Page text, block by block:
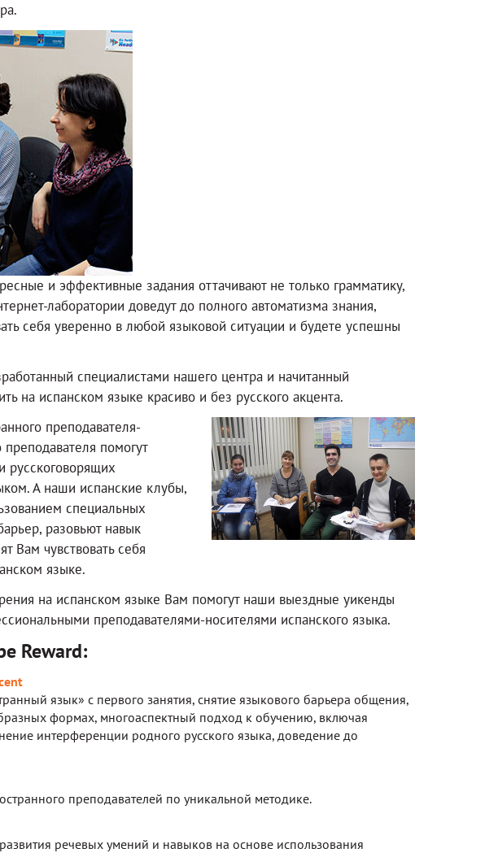
и эффективные задания оттачивают не только грамматику,
лаборатории доведут до полного автоматизма знания,
себя уверенно в любой языковой ситуации и будете успешны
специалистами нашего центра и начитанный
на испанском языке красиво и без русского акцента.
преподавателя-
помогут
русскоговорящих
А наши испанские клубы,
специальных
разовьют навык
Вам чувствовать себя
языке.
на испанском языке Вам помогут наши выездные уикенды
преподавателями-носителями испанского языка.
Reward:
язык» с первого занятия, снятие языкового барьера общения,
формах, многоаспектный подход к обучению, включая
интерференции родного русского языка, доведение до
преподавателей по уникальной методике.
речевых умений и навыков на основе использования